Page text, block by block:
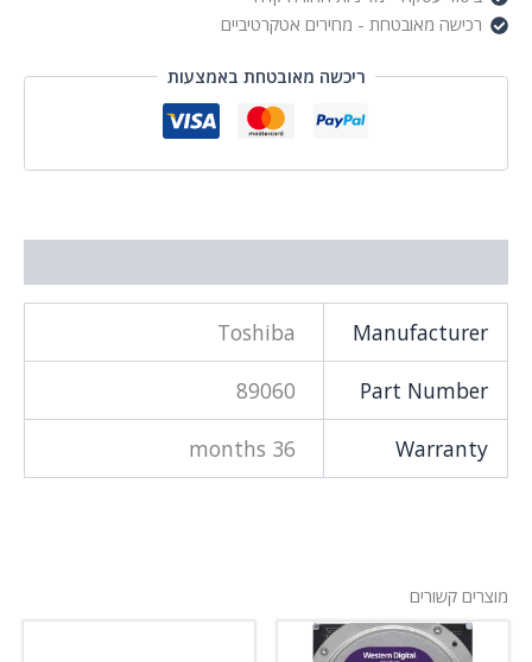
רכישה מאובטחת - מחירים אטקרטיביים
ריכשה מאובטחת באמצעות
Manufacturer
Toshiba
Part Number
89060
Warranty
36 months
מוצרים קשורים